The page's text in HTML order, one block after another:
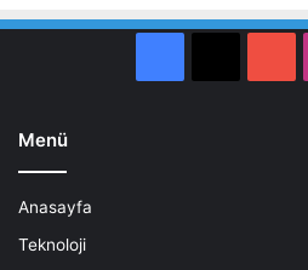
Menü
Anasayfa
Teknoloji